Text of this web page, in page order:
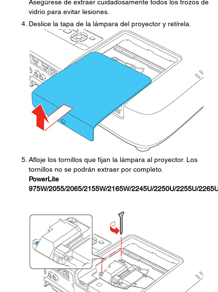
Asegúrese de extraer cuidadosamente todos los trozos de
vidrio para evitar lesiones.
Deslice la tapa de la lámpara del proyector y retírela.
Afloje los tornillos que fijan la lámpara al proyector. Los
tornillos no se podrán extraer por completo.
PowerLite
975W/2055/2065/2155W/2165W/2245U/2250U/2255U/